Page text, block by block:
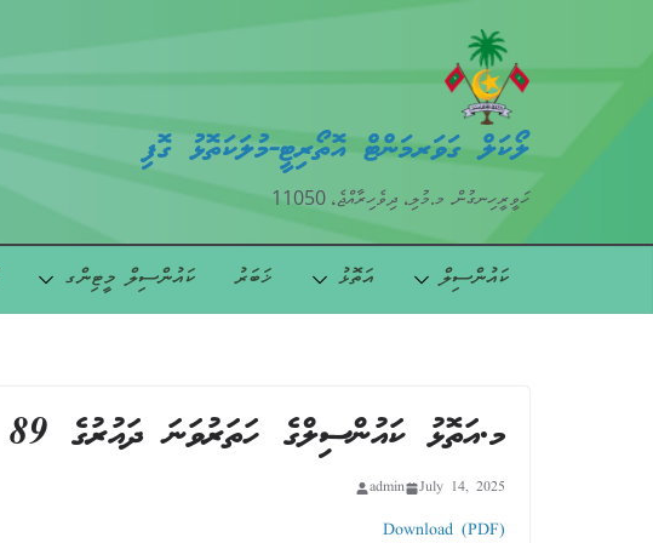
ލޯކަލް ގަވަރމަންޓް އޮތޯރިޓީ-މުލަކަތޮޅު ގޮފި
ހަވީރީހިނގުން. މ.މުލި، ދިވެހިރާއްޖެ، 11050
ކައުންސިލް އަތޮޅު ޚަބަރު ކައުންސިލް މީޓިންގ
މ.އަތޮޅު ކައުންސިލްގެ ހަތަރުވަނަ ދައުރުގެ 89 ވަނަ ޢާންމު ބައްދަލުވުމުގެ ޔައުމިއްޔާ
July 14, 2025
admin
Download (PDF)